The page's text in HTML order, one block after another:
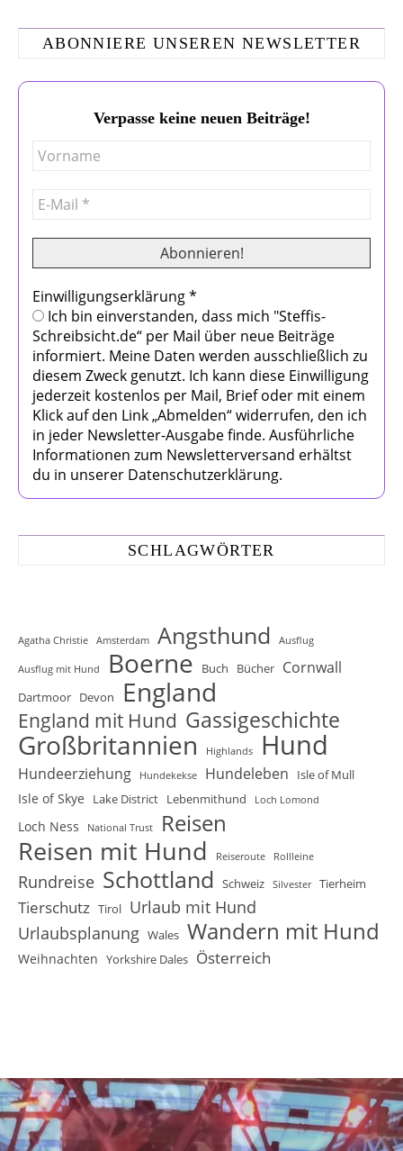
ABONNIERE UNSEREN NEWSLETTER
Verpasse keine neuen Beiträge!
Einwilligungserklärung*
Ich bin einverstanden, dass mich "Steffis-
Schreibsicht.de“ per Mail über neue Beiträge
informiert. Meine Daten werden ausschließlich zu
diesem Zweck genutzt. Ich kann diese Einwilligung
jederzeit kostenlos per Mail, Brief oder mit einem
Klick auf den Link „Abmelden“ widerrufen, den ich
in jeder Newsletter-Ausgabe finde. Ausführliche
Informationen zum Newsletterversand erhältst
du in unserer Datenschutzerklärung.
SCHLAGWÖRTER
Agatha Christie Amsterdam Angsthund Ausflug
Ausflug mit Hund Boerne Buch Bücher Cornwall
Dartmoor Devon England
England mit Hund Gassigeschichte
Großbritannien Highlands Hund
Hundeerziehung Hundekekse Hundeleben Isle of Mull
Isle of Skye Lake District Lebenmithund Loch Lomond
Loch Ness National Trust Reisen
Reisen mit Hund Reiseroute Rollleine
Rundreise Schottland Schweiz Silvester Tierheim
Tierschutz Tirol Urlaub mit Hund
Urlaubsplanung Wales Wandern mit Hund
Weihnachten Yorkshire Dales Österreich